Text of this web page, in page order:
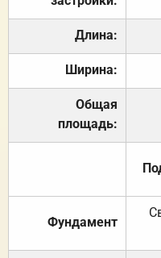
Длина:
Ширина:
Общая
площадь:
Фундамент